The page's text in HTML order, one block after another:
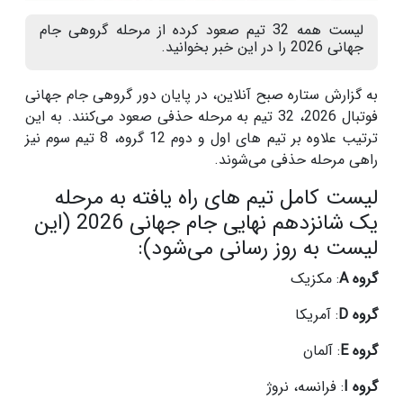
لیست همه 32 تیم صعود کرده از مرحله گروهی جام
جهانی 2026 را در این خبر بخوانید.
به گزارش ستاره صبح آنلاین، در پایان دور گروهی جام جهانی
فوتبال 2026، 32 تیم به مرحله حذفی صعود می‌کنند. به این
ترتیب علاوه بر تیم های اول و دوم 12 گروه، 8 تیم سوم نیز
راهی مرحله حذفی می‌شوند.
لیست کامل تیم های راه یافته به مرحله
یک شانزدهم نهایی جام جهانی 2026 (این
لیست به روز رسانی می‌شود):
گروه A : مکزیک
گروه D
: آمریکا
گروه E : آلمان
گروه I : فرانسه، نروژ